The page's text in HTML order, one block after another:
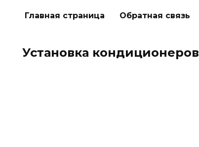
Главная страница Обратная связь
Установка